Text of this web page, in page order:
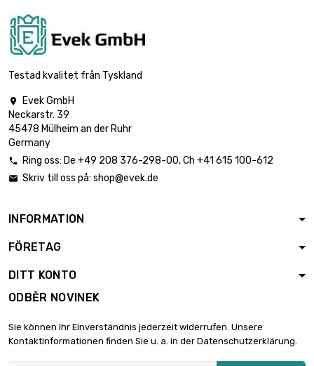
délka : 0.5 Meter
šířka : 25mm
délka : 1 Meter
Tloušťka / síla : 0.8mm
délka : 0.5 Meter
šířka : 25mm
Tloušťka / síla : 1.5mm
šířka : 25mm
8,52 €
Testad kvalitet från Tyskland

Evek GmbH
Neckarstr. 39
45478 Mülheim an der Ruhr
Germany
 Ring oss: De +49 208 376-298-00, Ch +41 615 100-612
 Skriv till oss på: shop@evek.de
INFORMATION
FÖRETAG
DITT KONTO
ODBĚR NOVINEK
Sie können Ihr Einverständnis jederzeit widerrufen. Unsere
Kontaktinformationen finden Sie u. a. in der Datenschutzerklärung.